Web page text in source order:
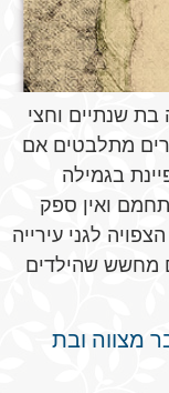
שנתיים וחצי
מתלבטים אם
בגמילה
ואין ספק
לגני עירייה
מחשש שהילדים
מצווה ובת